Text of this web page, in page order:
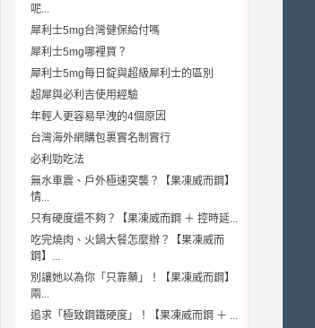
呢...
犀利士5mg台灣健保給付嗎
犀利士5mg哪裡買？
犀利士5mg每日錠與超級犀利士的區別
超犀與必利吉使用經驗
年輕人更容易早洩的4個原因
台灣海外網購包裹實名制實行
必利勁吃法
無水車震、戶外極速突襲？【果凍威而鋼】
情...
只有硬度還不夠？【果凍威而鋼 ＋ 控時延...
吃完燒肉、火鍋大餐怎麼辦？【果凍威而
鋼】...
別讓她以為你「只靠藥」！【果凍威而鋼】
兩...
追求「極致鋼鐵硬度」！【果凍威而鋼 ＋ ...